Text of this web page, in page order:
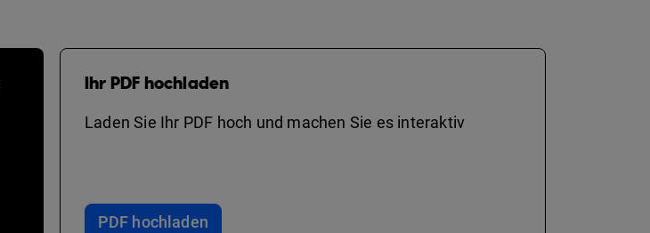
Ihr PDF hochladen
Laden Sie Ihr PDF hoch und machen Sie es interaktiv
PDF hochladen